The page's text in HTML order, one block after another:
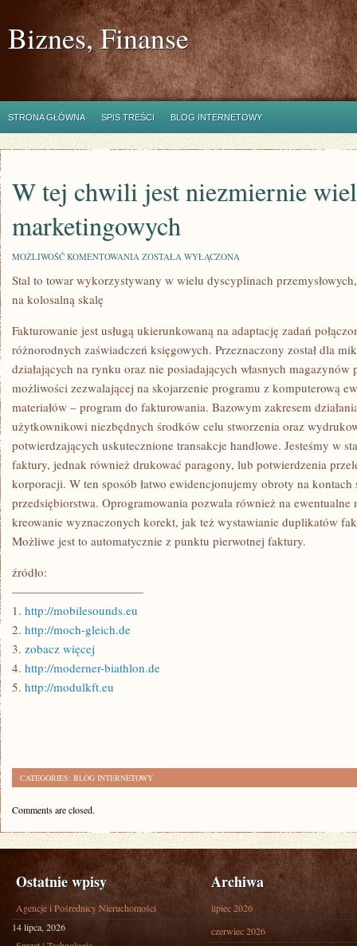
Biznes, Finanse
STRONA GŁÓWNA SPIS TREŚCI BLOG INTERNETOWY
W tej chwili jest niezmiernie
marketingowych
MOŻLIWOŚĆ KOMENTOWANIA W
CHWILI
JEST
CHWYTÓW
MARKETINGOWYCH
ZOSTAŁA WYŁĄCZONA
Stal to towar wykorzystywany w wielu dyscyplinach
na kolosalną skalę
Fakturowanie jest usługą ukierunkowaną na adaptację zadań
różnorodnych zaświadczeń księgowych. Przeznaczony został dla
działających na rynku oraz nie posiadających własnych
możliwości zezwalającej na skojarzenie programu z komputerową
materiałów – program do fakturowania. Bazowym zakresem
użytkownikowi niezbędnych środków celu stworzenia oraz
potwierdzających uskutecznione transakcje handlowe. Jesteśmy w
faktury, jednak również drukować paragony, lub potwierdzenia
korporacji. W ten sposób łatwo ewidencjonujemy obroty na kontach
przedsiębiorstwa. Oprogramowania pozwala również na
kreowanie wyznaczonych korekt, jak też wystawianie duplikatów
Możliwe jest to automatycznie z punktu pierwotnej faktury.
źródło:
———————————
1. http://mobilesounds.eu
2. http://moch-gleich.de
3. zobacz więcej
4. http://moderner-biathlon.de
5. http://modulkft.eu
CATEGORIES: BLOG INTERNETOWY
Comments are closed.
Ostatnie wpisy
Agencje i Pośrednicy Nieruchomości
14 lipca, 2026
Archiwa
lipiec 2026
czerwiec 2026